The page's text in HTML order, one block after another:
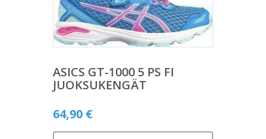
ASICS GT-1000 5 PS FI
JUOKSUKENGÄT
64,90 €